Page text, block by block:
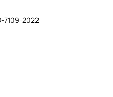
7109-2022